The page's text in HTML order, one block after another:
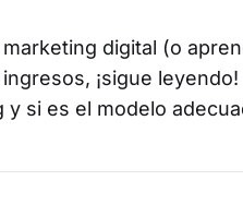
digital (o
¡sigue leyendo!
si es el modelo